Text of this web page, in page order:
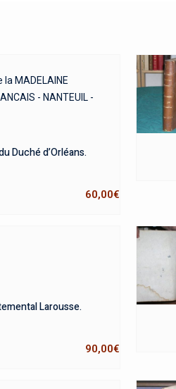
la MADELAINE
- NANTEUIL -
Duché d’Orléans.
60,00€
Larousse.
90,00€